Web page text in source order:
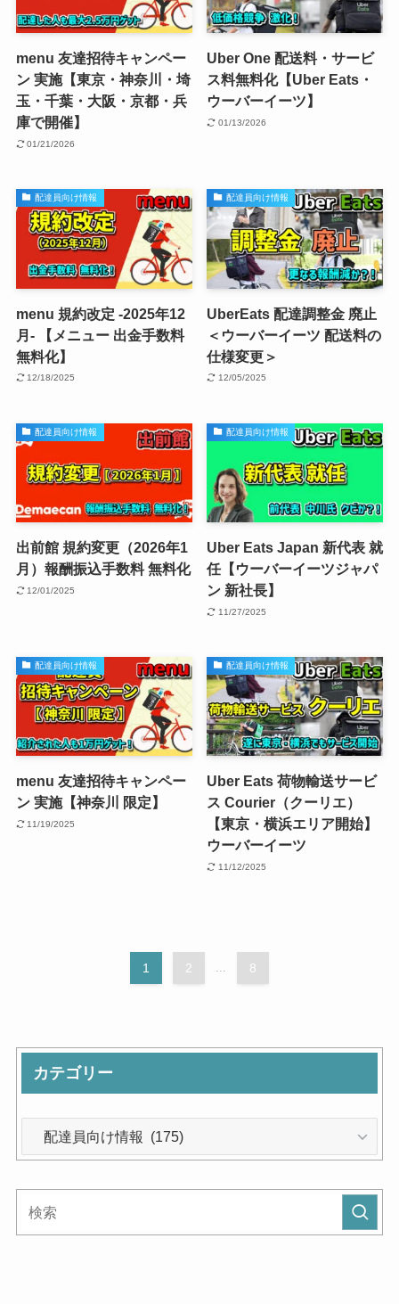
menu 友達招待キャンペー
ン 実施【東京・神奈川・埼
玉・千葉・大阪・京都・兵
庫で開催】
01/21/2026
Uber One 配送料・サービ
ス料無料化【Uber Eats・
ウーバーイーツ】
01/13/2026
配達員向け情報
menu 規約改定 -2025年12
月- 【メニュー 出金手数料
無料化】
12/18/2025
配達員向け情報
UberEats 配達調整金 廃止
＜ウーバーイーツ 配送料の
仕様変更＞
12/05/2025
配達員向け情報
出前館 規約変更（2026年1
月）報酬振込手数料 無料化
12/01/2025
配達員向け情報
Uber Eats Japan 新代表 就
任【ウーバーイーツジャパ
ン 新社長】
11/27/2025
配達員向け情報
menu 友達招待キャンペー
ン 実施【神奈川 限定】
11/19/2025
配達員向け情報
Uber Eats 荷物輸送サービ
ス Courier（クーリエ）
【東京・横浜エリア開始】
ウーバーイーツ
11/12/2025
1 2 ... 8
カテゴリー
リ
ー